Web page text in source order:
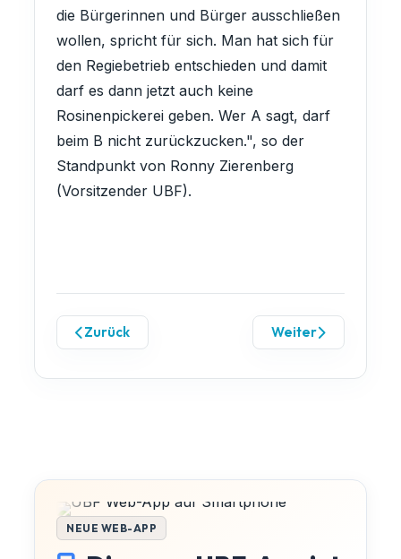
die Bürgerinnen und Bürger ausschließen
wollen, spricht für sich. Man hat sich für
den Regiebetrieb entschieden und damit
darf es dann jetzt auch keine
Rosinenpickerei geben. Wer A sagt, darf
beim B nicht zurückzucken.", so der
Standpunkt von Ronny Zierenberg
(Vorsitzender UBF).
Zurück Weiter
NEUE WEB-APP